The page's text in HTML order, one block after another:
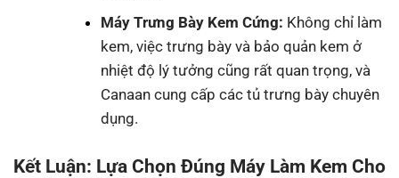
Máy Trưng Bày Kem Cứng: Không chỉ làm
kem, việc trưng bày và bảo quản kem ở
nhiệt độ lý tưởng cũng rất quan trọng, và
Canaan cung cấp các tủ trưng bày chuyên
dụng.
Kết Luận: Lựa Chọn Đúng Máy Làm Kem Cho